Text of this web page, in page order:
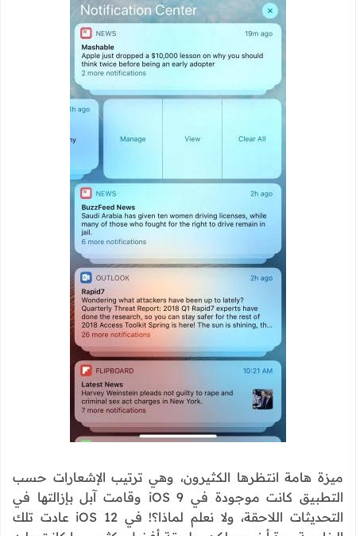
ميزة هامة انتظرها الكثيرون، وهي ترتيب الإشعارات حسب
التطبيق كانت موجودة في iOS 9 وقامت آبل بإزالتها في
التحديثات اللاحقة، ولا نعلم لماذا؟! في iOS 12 عادت تلك